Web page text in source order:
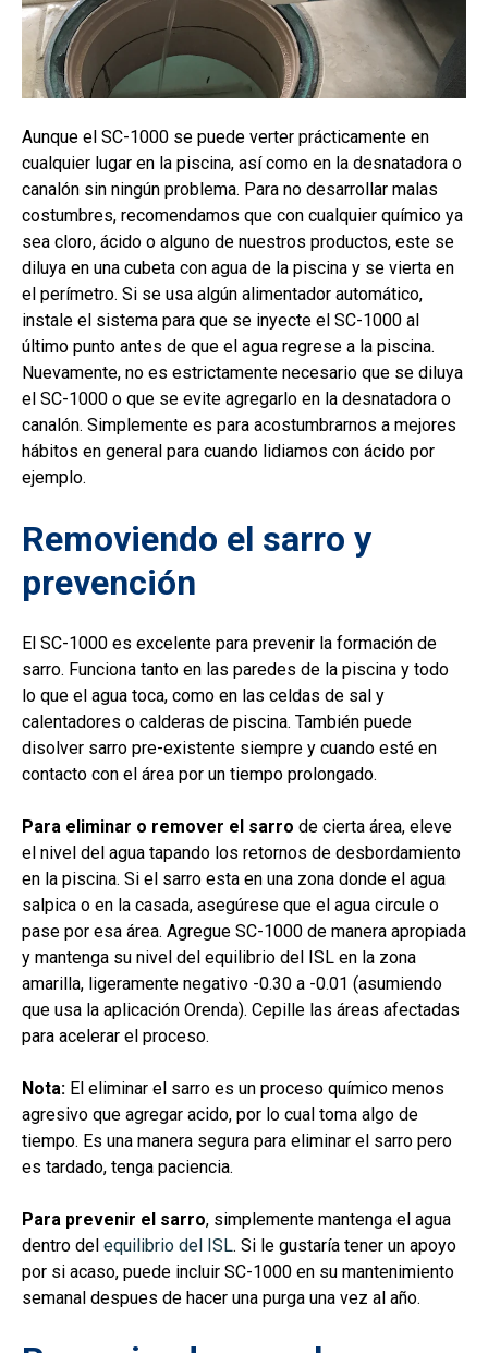
Aunque el SC-1000 se puede verter prácticamente en
cualquier lugar en la piscina, así como en la desnatadora o
canalón sin ningún problema. Para no desarrollar malas
costumbres, recomendamos que con cualquier químico ya
sea cloro, ácido o alguno de nuestros productos, este se
diluya en una cubeta con agua de la piscina y se vierta en
el perímetro. Si se usa algún alimentador automático,
instale el sistema para que se inyecte el SC-1000 al
último punto antes de que el agua regrese a la piscina.
Nuevamente, no es estrictamente necesario que se diluya
el SC-1000 o que se evite agregarlo en la desnatadora o
canalón. Simplemente es para acostumbrarnos a mejores
hábitos en general para cuando lidiamos con ácido por
ejemplo.
Removiendo el sarro y
prevención
El SC-1000 es excelente para prevenir la formación de
sarro. Funciona tanto en las paredes de la piscina y todo
lo que el agua toca, como en las celdas de sal y
calentadores o calderas de piscina. También puede
disolver sarro pre-existente siempre y cuando esté en
contacto con el área por un tiempo prolongado.
Para eliminar o remover el sarro de cierta área, eleve
el nivel del agua tapando los retornos de desbordamiento
en la piscina. Si el sarro esta en una zona donde el agua
salpica o en la casada, asegúrese que el agua circule o
pase por esa área. Agregue SC-1000 de manera apropiada
y mantenga su nivel del equilibrio del ISL en la zona
amarilla, ligeramente negativo -0.30 a -0.01 (asumiendo
que usa la aplicación Orenda). Cepille las áreas afectadas
para acelerar el proceso.
Nota: El eliminar el sarro es un proceso químico menos
agresivo que agregar acido, por lo cual toma algo de
tiempo. Es una manera segura para eliminar el sarro pero
es tardado, tenga paciencia.
Para prevenir el sarro, simplemente mantenga el agua
dentro del equilibrio del ISL. Si le gustaría tener un apoyo
por si acaso, puede incluir SC-1000 en su mantenimiento
semanal despues de hacer una purga una vez al año.